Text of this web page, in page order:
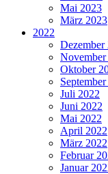
Mai 2023
März 2023
2022
Dezember
November
Oktober
Juli 2022
Juni 2022
Mai 2022
April 2022
März 2022
Februar
Januar